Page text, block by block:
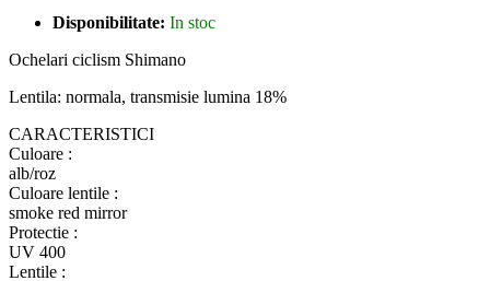
Disponibilitate: In stoc
Ochelari ciclism Shimano
Lentila: normala, transmisie lumina 18%
CARACTERISTICI
Culoare :
alb/roz
Culoare lentile :
smoke red mirror
Protectie :
UV 400
Lentile :